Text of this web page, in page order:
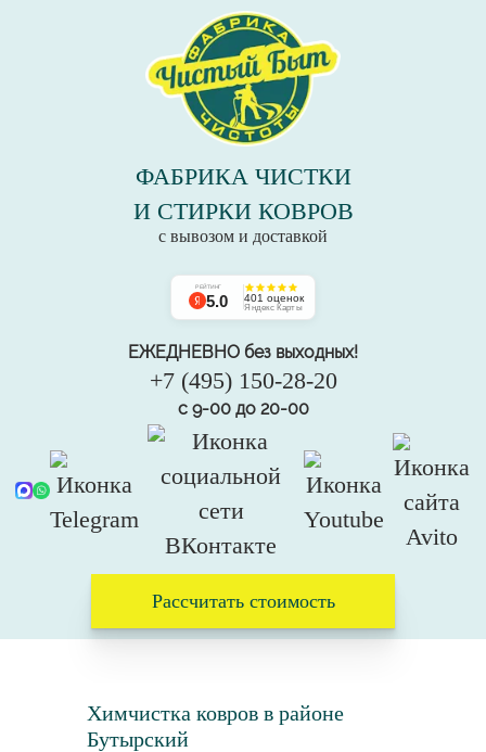
ФАБРИКА ЧИСТКИ
И СТИРКИ КОВРОВ
с вывозом и доставкой
РЕЙТИНГ
5.0 401 оценок
Яндекс Карты
ЕЖЕДНЕВНО без выходных!
+7 (495) 150-28-20
с 9-00 до 20-00
Рассчитать стоимость
Химчистка ковров в районе
Бутырский